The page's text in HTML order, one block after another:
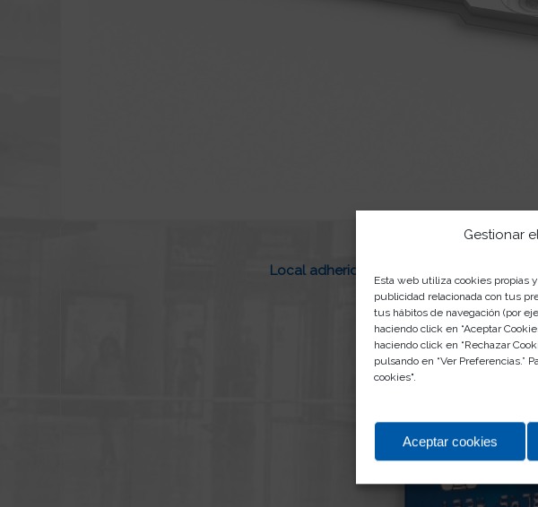
Gestionar
Esta web utiliza cookies propias
publicidad relacionada con tus
tus hábitos de navegación (por
haciendo click en “Aceptar
haciendo click en “Rechazar
pulsando en “Ver Preferencias.”
cookies".
Aceptar cookies
Local adherido a Ofertas Exclusivas